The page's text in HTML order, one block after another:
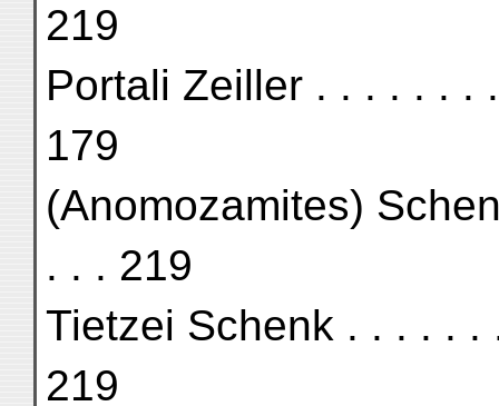
219
Portali Zeiller . . . . . . .
179
(Anomozamites)
. . . 219
Tietzei Schenk . . . . .
219